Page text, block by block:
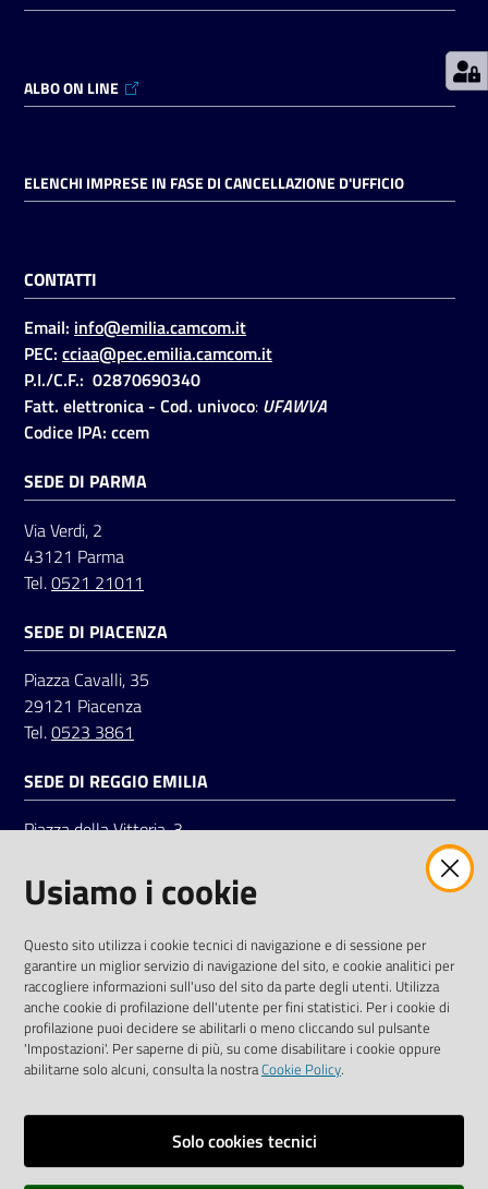
Seguici
ALBO ON LINE
ELENCHI IMPRESE IN FASE DI CANCELLAZIONE D'UFFICIO
CONTATTI
Email: info@emilia.camcom.it
PEC: cciaa@pec.emilia.camcom.it
P.I./C.F.: 02870690340
Fatt. elettronica - Cod. univoco: UFAWVA
Codice IPA: ccem
SEDE DI PARMA
Via Verdi, 2
43121 Parma
Tel.0521 21011
SEDE DI PIACENZA
Piazza Cavalli, 35
29121 Piacenza
Tel.0523 3861
SEDE DI REGGIO EMILIA
Piazza della Vittoria, 3
Tel.0522 7961
LinkedinFacebookInstagram
Informative e liberatorie privacy
Usiamo i cookie
Questo sito utilizza i cookie tecnici di navigazione e di sessione per
garantire un miglior servizio di navigazione del sito, e cookie analitici per
raccogliere informazioni sull'uso del sito da parte degli utenti. Utilizza
anche cookie di profilazione dell'utente per fini statistici. Per i cookie di
profilazione puoi decidere se abilitarli o meno cliccando sul pulsante
'Impostazioni'. Per saperne di più, su come disabilitare i cookie oppure
abilitarne solo alcuni, consulta la nostraCookie Policy.
Solo cookies tecnici